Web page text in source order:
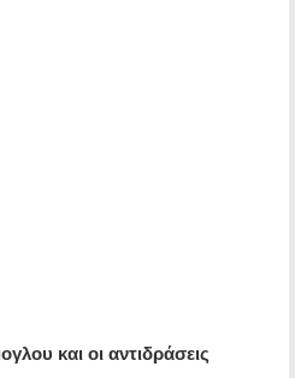
και οι αντιδράσεις